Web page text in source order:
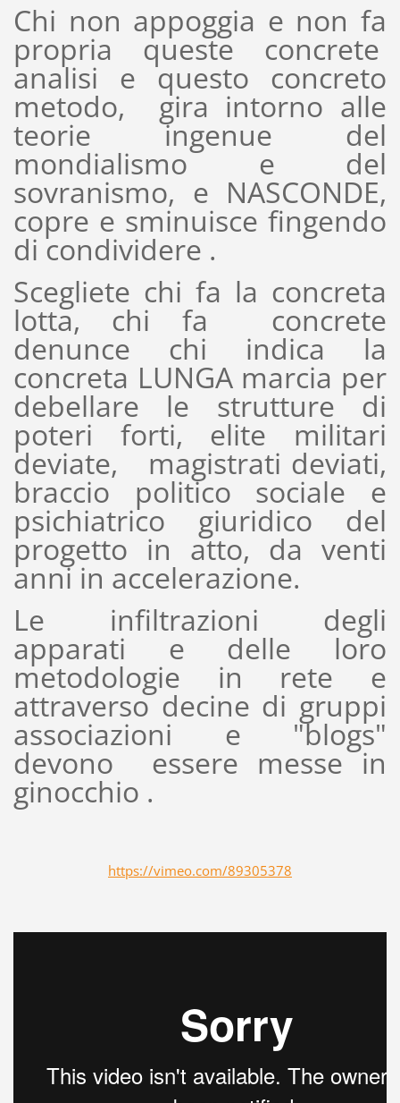
Chi non appoggia e non fa
propria queste concrete
analisi e questo concreto
metodo, gira intorno alle
teorie ingenue del
mondialismo e del
sovranismo, e NASCONDE,
copre e sminuisce fingendo
di condividere .
Scegliete chi fa la concreta
lotta, chi fa concrete
denunce chi indica la
concreta LUNGA marcia per
debellare le strutture di
poteri forti, elite militari
deviate, magistrati deviati,
braccio politico sociale e
psichiatrico giuridico del
progetto in atto, da venti
anni in accelerazione.
Le infiltrazioni degli
apparati e delle loro
metodologie in rete e
attraverso decine di gruppi
associazioni e "blogs"
devono essere messe in
ginocchio .
https://vimeo.com/89305378